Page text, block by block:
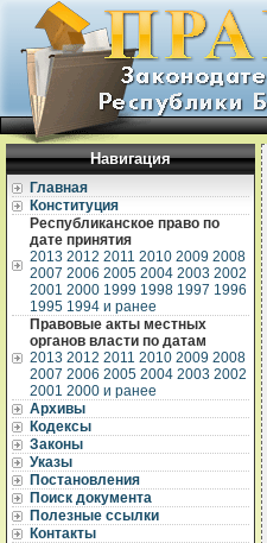
Навигация
Главная
Конституция
Республиканское право по
дате принятия
2013 2012 2011 2010 2009 2008
2007 2006 2005 2004 2003 2002
2001 2000 1999 1998 1997 1996
1995 1994 и ранее
Правовые акты местных
органов власти по датам
2013 2012 2011 2010 2009 2008
2007 2006 2005 2004 2003 2002
2001 2000 и ранее
Архивы
Кодексы
Законы
Указы
Постановления
Поиск документа
Полезные ссылки
Контакты